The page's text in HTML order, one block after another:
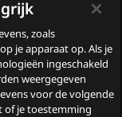
zoals
je apparaat op. Als je
ingeschakeld
weergegeven
voor de volgende
of je toestemming